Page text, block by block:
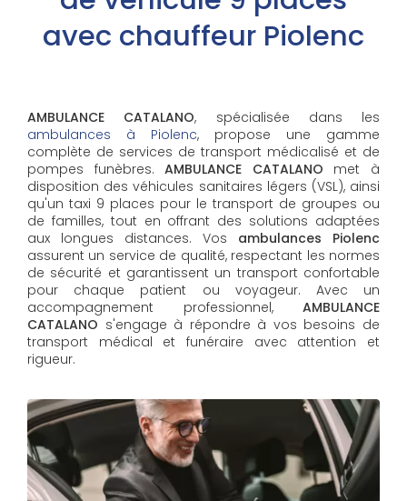
avec chauffeur Piolenc
AMBULANCE CATALANO, spécialisée dans les
ambulances à Piolenc, propose une gamme
complète de services de transport médicalisé et de
pompes funèbres.AMBULANCE CATALANO met à
disposition des véhicules sanitaires légers (VSL), ainsi
qu'un taxi 9 places pour le transport de groupes ou
de familles, tout en offrant des solutions adaptées
aux longues distances. Vos ambulances Piolenc
assurent un service de qualité, respectant les normes
de sécurité et garantissent un transport confortable
pour chaque patient ou voyageur. Avec un
accompagnement professionnel, AMBULANCE
CATALANO s'engage à répondre à vos besoins de
transport médical et funéraire avec attention et
rigueur.